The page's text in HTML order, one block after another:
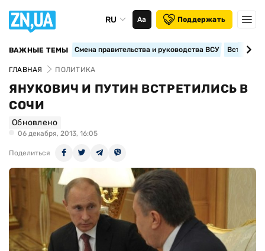
RU Аа Поддержать
ВАЖНЫЕ ТЕМЫ Смена правительства и руководства ВСУ
ГЛАВНАЯ ПОЛИТИКА
ЯНУКОВИЧ И ПУТИН ВСТРЕТИЛИСЬ В
СОЧИ
Обновлено
06 декабря, 2013, 16:05
Поделиться